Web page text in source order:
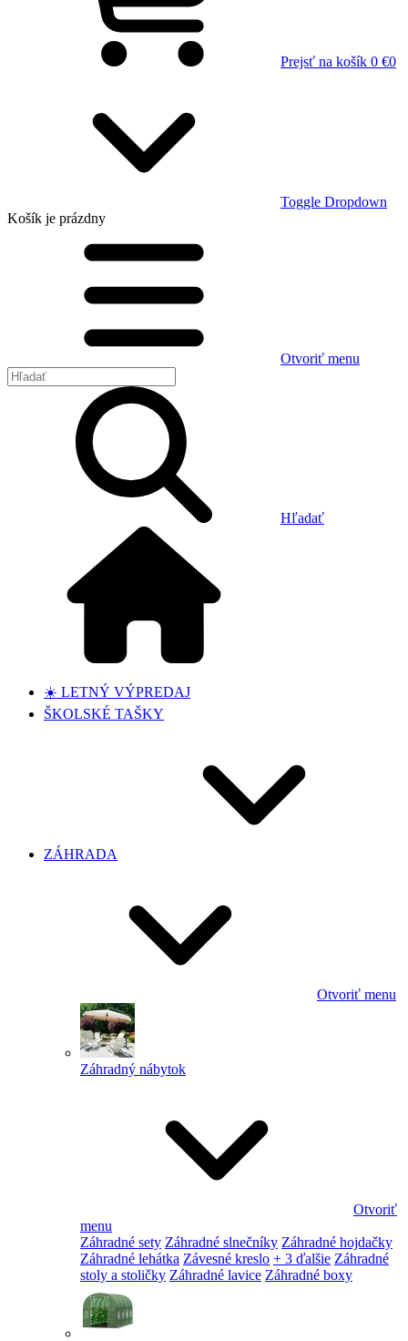
Prejsť na košík 0 €0
Toggle Dropdown
Košík je prázdny
Otvoriť menu
Hľadať
☀️ LETNÝ VÝPREDAJ
ŠKOLSKÉ TAŠKY
ZÁHRADA
Otvoriť menu
Záhradný nábytok
Otvoriť
menu
Záhradné sety Záhradné slnečníky Záhradné hojdačky
Záhradné lehátka Závesné kreslo + 3 ďalšie Záhradné
stoly a stoličky Záhradné lavice Záhradné boxy